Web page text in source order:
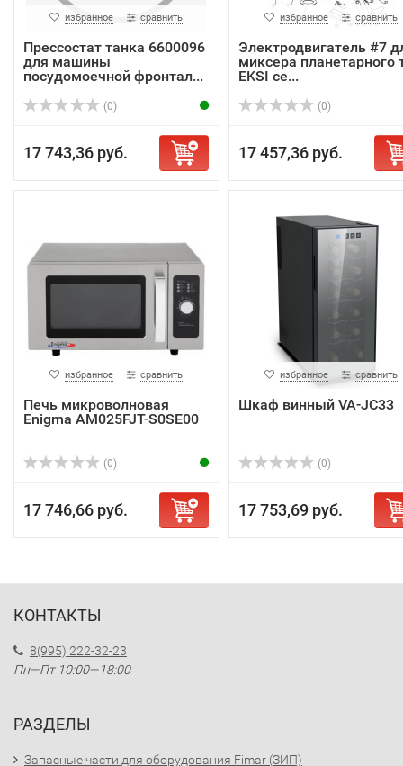
избранное сравнить
Прессостат танка 6600096
для машины
посудомоечной фронтал...
(0)
17 743,36 руб.
избранное сравнить
Электродвигатель #7
миксера планетарного
EKSI се...
(0)
17 457,36 руб.
избранное сравнить
Печь микроволновая
Enigma AM025FJT-S0SE00
(0)
17 746,66 руб.
избранное сравнить
Шкаф винный VA-JC33
(0)
17 753,69 руб.
КОНТАКТЫ
8(995) 222-32-23
Пн—Пт 10:00—18:00
РАЗДЕЛЫ
Запасные части для оборудования Fimar (ЗИП)